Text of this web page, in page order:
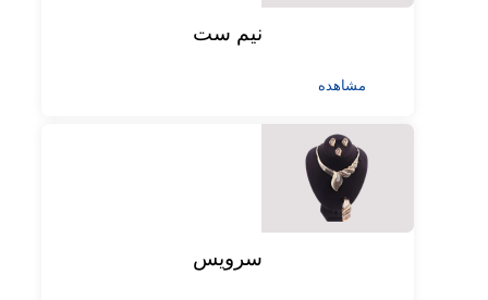
نیم ست
مشاهده
سرویس